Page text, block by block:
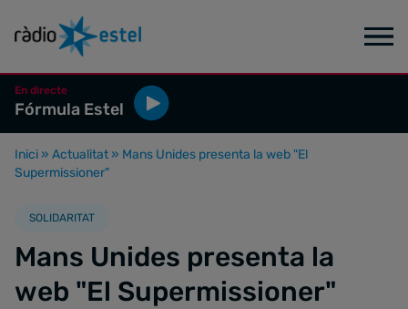
En directe
Fórmula Estel
Inici » Actualitat » Mans Unides presenta la web "El
Supermissioner"
SOLIDARITAT
Mans Unides presenta la
web "El Supermissioner"